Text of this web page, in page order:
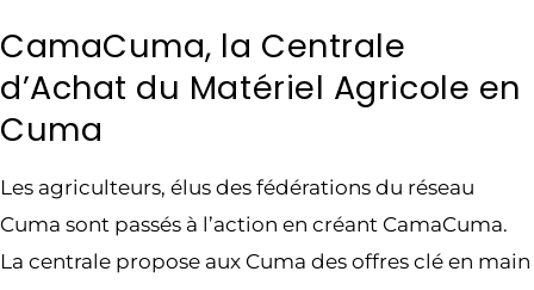
CamaCuma, la Centrale
d’Achat du Matériel Agricole en
Cuma
Les agriculteurs, élus des fédérations du réseau
Cuma sont passés à l’action en créant CamaCuma.
La centrale propose aux Cuma des offres clé en main